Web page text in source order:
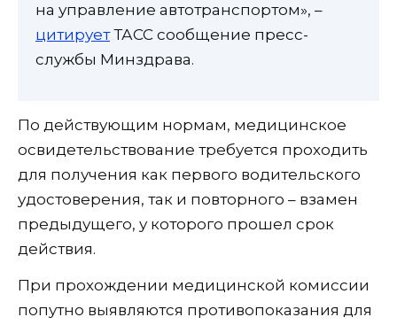
на управление автотранспортом», –
цитируетТАСС сообщение пресс-
службы Минздрава.
По действующим нормам, медицинское
освидетельствование требуется проходить
для получения как первого водительского
удостоверения, так и повторного – взамен
предыдущего, у которого прошел срок
действия.
При прохождении медицинской комиссии
попутно выявляются противопоказания для